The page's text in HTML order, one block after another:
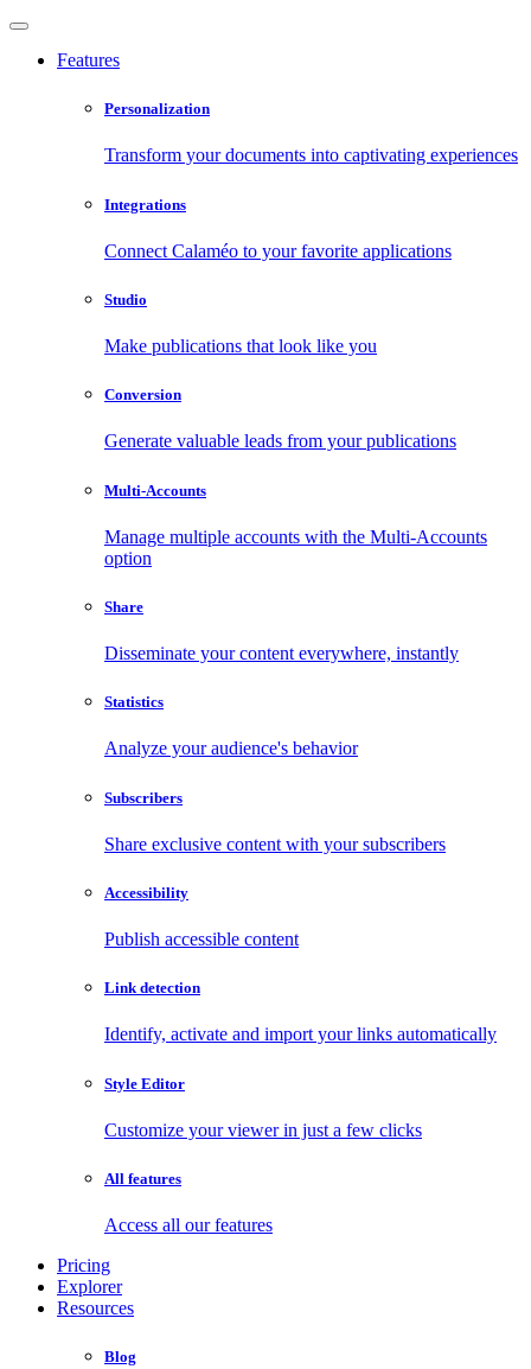
Features
Personalization
Transform your documents into captivating experiences
Integrations
Connect Calaméo to your favorite applications
Studio
Make publications that look like you
Conversion
Generate valuable leads from your publications
Multi-Accounts
Manage multiple accounts with the Multi-Accounts
option
Share
Disseminate your content everywhere, instantly
Statistics
Analyze your audience's behavior
Subscribers
Share exclusive content with your subscribers
Accessibility
Publish accessible content
Link detection
Identify, activate and import your links automatically
Style Editor
Customize your viewer in just a few clicks
All features
Access all our features
Pricing
Explorer
Resources
Blog